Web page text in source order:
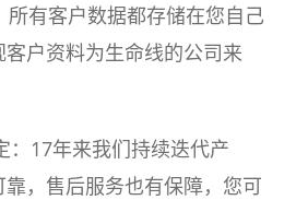
所有客户数据都存储在您自己
户资料为生命线的公司来
：17年来我们持续迭代产
，售后服务也有保障，您可